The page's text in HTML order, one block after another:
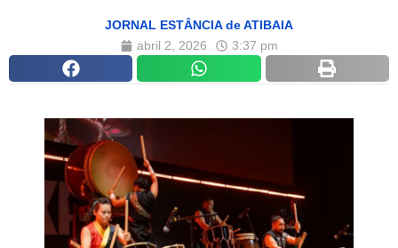
JORNAL ESTÂNCIA de ATIBAIA
abril 2, 2026
3:37 pm